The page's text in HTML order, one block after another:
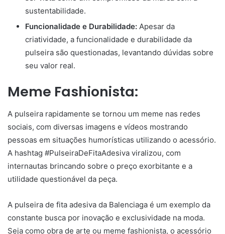
sustentabilidade.
Funcionalidade e Durabilidade: Apesar da
criatividade, a funcionalidade e durabilidade da
pulseira são questionadas, levantando dúvidas sobre
seu valor real.
Meme Fashionista:
A pulseira rapidamente se tornou um meme nas redes
sociais, com diversas imagens e vídeos mostrando
pessoas em situações humorísticas utilizando o acessório.
A hashtag #PulseiraDeFitaAdesiva viralizou, com
internautas brincando sobre o preço exorbitante e a
utilidade questionável da peça.
A pulseira de fita adesiva da Balenciaga é um exemplo da
constante busca por inovação e exclusividade na moda.
Seja como obra de arte ou meme fashionista, o acessório